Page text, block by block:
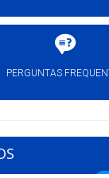
PERGUNTAS